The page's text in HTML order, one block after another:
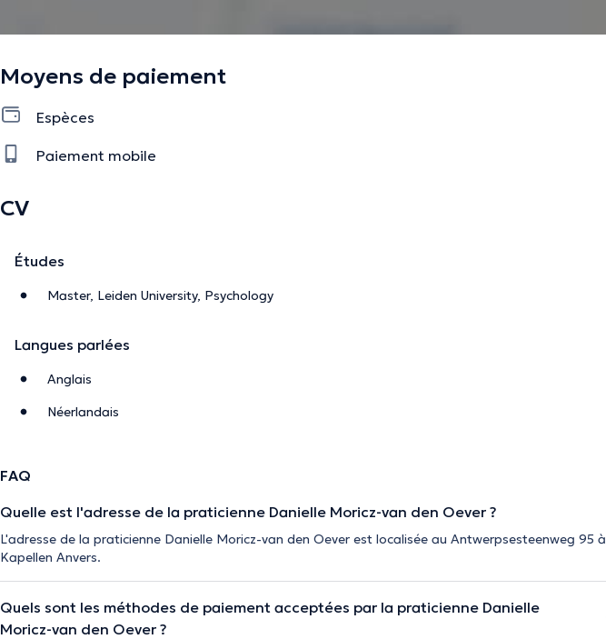
Moyens de paiement
Espèces
Paiement mobile
CV
Études
Master, Leiden University, Psychology
Langues parlées
Anglais
Néerlandais
FAQ
Quelle est l'adresse de la praticienne Danielle Moricz-van den Oever ?
L'adresse de la praticienne Danielle Moricz-van den Oever est localisée au Antwerpsesteenweg 95 à
Kapellen Anvers.
Quels sont les méthodes de paiement acceptées par la praticienne Danielle
Moricz-van den Oever ?